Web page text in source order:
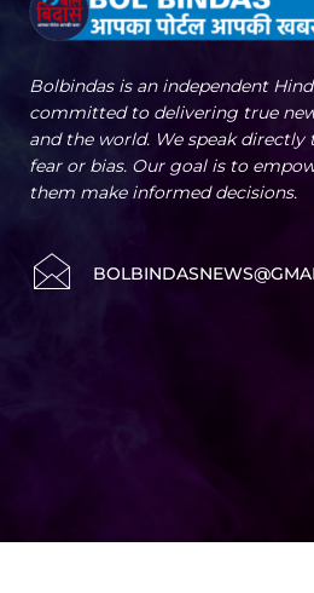
Bolbindas is an independent
committed to delivering true
and the world. We speak
fear or bias. Our goal is to
them make informed decisions.